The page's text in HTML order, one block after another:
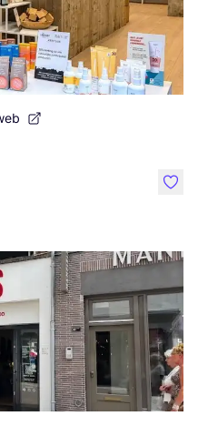
like